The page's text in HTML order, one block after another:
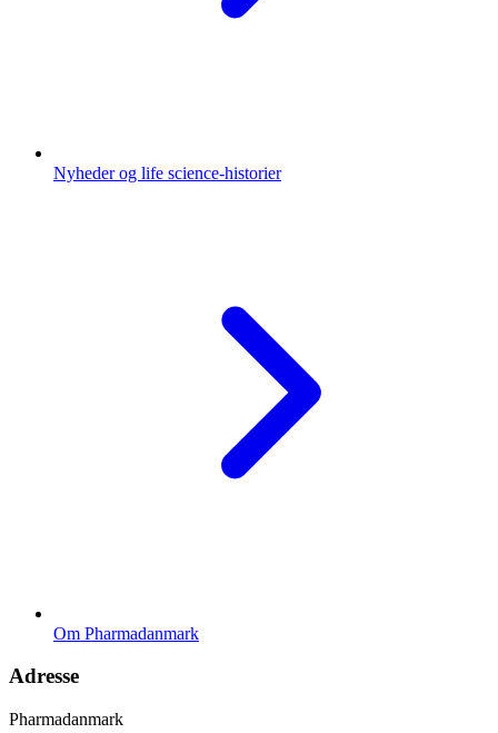
Nyheder og life science-historier
Om Pharmadanmark
Adresse
Pharmadanmark